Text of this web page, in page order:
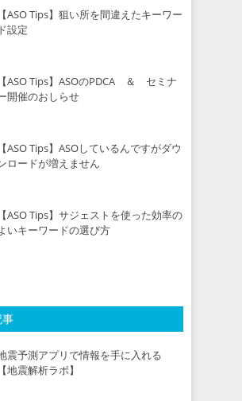
【ASO Tips】狙い所を間違えたキーワー
ド設定
【ASO Tips】ASOのPDCA ＆ セミナ
開催のおしらせ
【ASO Tips】ASOしているんですがダウ
ロードが増えません
【ASO Tips】サジェストを使った効率の
いキーワードの選び方
震予測アプリで情報を手に入れる
【地震解析ラボ】